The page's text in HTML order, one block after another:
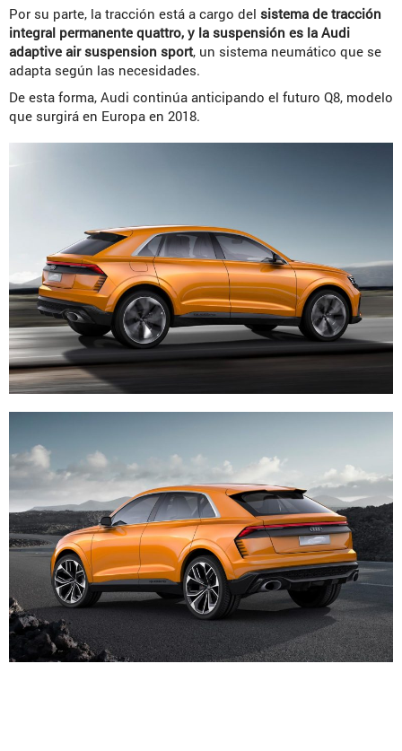
Por su parte, la tracción está a cargo del sistema de tracción
integral permanente quattro, y la suspensión es la Audi
adaptive air suspension sport, un sistema neumático que se
adapta según las necesidades.
De esta forma, Audi continúa anticipando el futuro Q8, modelo
que surgirá en Europa en 2018.